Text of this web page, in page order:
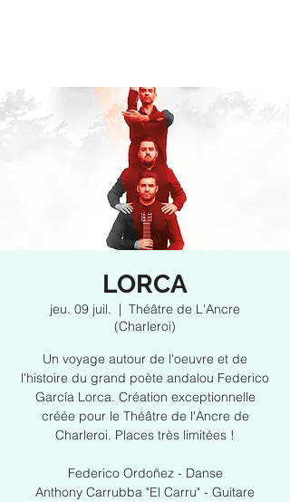
LORCA
jeu. 09 juil.
  |
Théâtre de L'Ancre
(Charleroi)
Un voyage autour de l'oeuvre et de
l'histoire du grand poète andalou Federico
García Lorca. Création exceptionnelle
créée pour le Théâtre de l'Ancre de
Charleroi. Places très limitées !
Federico Ordoñez - Danse
Anthony Carrubba "El Carru" - Guitare